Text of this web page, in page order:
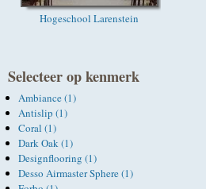
Hogeschool Larenstein
Selecteer op kenmerk
Ambiance (1)
Antislip (1)
Coral (1)
Dark Oak (1)
Designflooring (1)
Desso Airmaster Sphere (1)